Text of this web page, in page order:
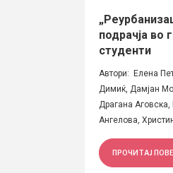
подрачја во
студенти
Автори: Елена
Димиќ, Дамјан
Драгана Аговска,
Ангелова,
ПРОЧИТАЈ